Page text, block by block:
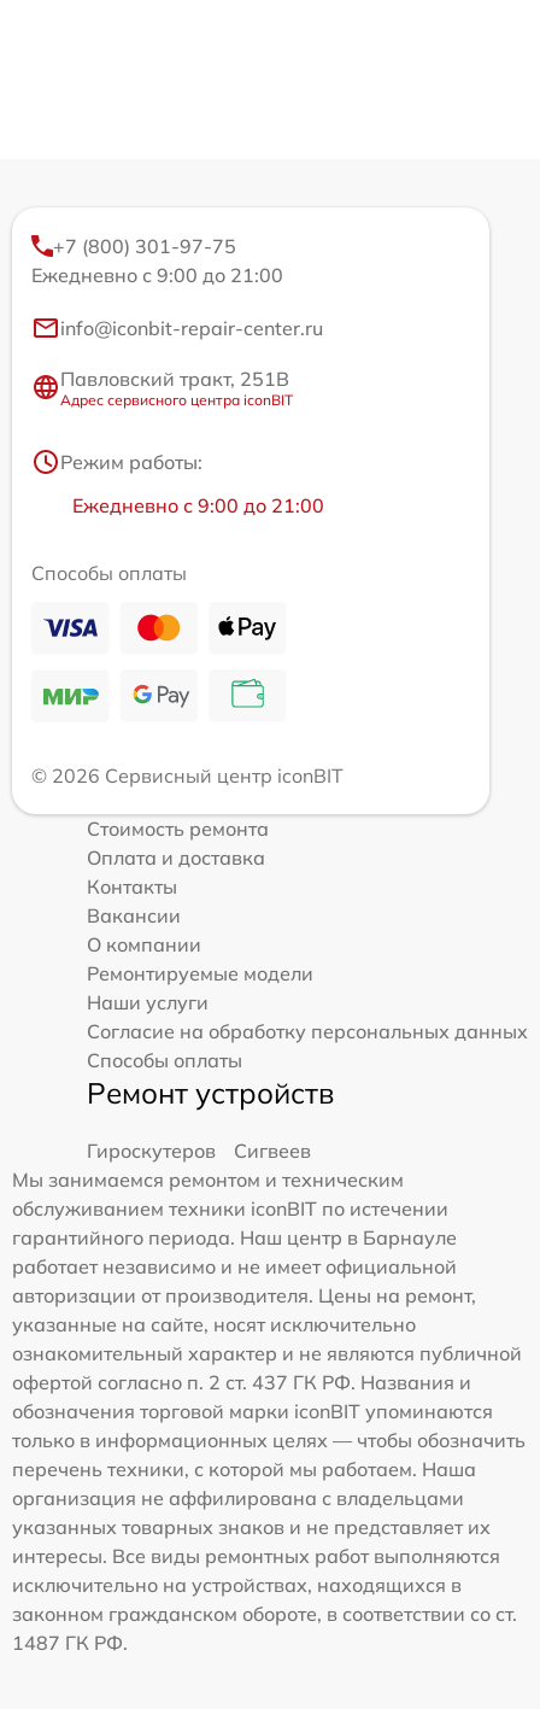
+7 (800) 301-97-75
Ежедневно с 9:00 до 21:00
info@iconbit-repair-center.ru
Павловский тракт, 251В
Адрес сервисного центра iconBIT
Режим работы:
Ежедневно с 9:00 до 21:00
Способы оплаты
© 2026 Сервисный центр iconBIT
Стоимость ремонта
Оплата и доставка
Контакты
Вакансии
О компании
Ремонтируемые модели
Наши услуги
Согласие на обработку персональных данных
Способы оплаты
Ремонт устройств
Гироскутеров
Сигвеев
Мы занимаемся ремонтом и техническим
обслуживанием техники iconBIT по истечении
гарантийного периода. Наш центр в Барнауле
работает независимо и не имеет официальной
авторизации от производителя. Цены на ремонт,
указанные на сайте, носят исключительно
ознакомительный характер и не являются публичной
офертой согласно п. 2 ст. 437 ГК РФ. Названия и
обозначения торговой марки iconBIT упоминаются
только в информационных целях — чтобы обозначить
перечень техники, с которой мы работаем. Наша
организация не аффилирована с владельцами
указанных товарных знаков и не представляет их
интересы. Все виды ремонтных работ выполняются
исключительно на устройствах, находящихся в
законном гражданском обороте, в соответствии со ст.
1487 ГК РФ.